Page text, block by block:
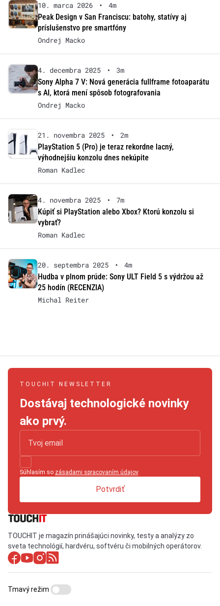
10. marca 2026 •
4m
Peak Design v San Franciscu: batohy, statívy aj
príslušenstvo pre smartfóny
Ondrej Macko
4. decembra 2025 •
3m
Sony Alpha 7 V: Nová generácia fullframe fotoaparátu
s AI, ktorá mení spôsob fotografovania
Ondrej Macko
21. novembra 2025 •
2m
PlayStation 5 (Pro) je teraz rekordne lacný,
výhodnejšiu konzolu dnes nekúpite
Roman Kadlec
4. novembra 2025 •
7m
Kúpiť si PlayStation alebo Xbox? Ktorú konzolu si
vybrať?
Roman Kadlec
20. septembra 2025 •
4m
Hudba v plnom prúde: Sony ULT Field 5 s výdržou až
25 hodín (RECENZIA)
Michal Reiter
TOUCHIT NEWSLETTER
Dostávaj technologické novinky
ako prvý.
Súhlasím so zásadami spracovaním údajov.
Potvrdiť
TOUCHIT je magazín prinášajúci novinky, testy a analýzy zo
sveta technológií, hardvéru, softvéru či mobilných operátorov.
Tmavý režim